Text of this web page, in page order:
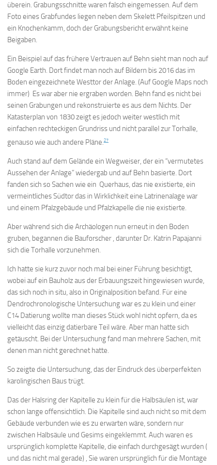
überein. Grabungsschnitte waren falsch eingemessen. Auf dem
Foto eines Grabfundes liegen neben dem Skelett Pfeilspitzen und
ein Knochenkamm, doch der Grabungsbericht erwähnt keine
Beigaben.
Ein Beispiel auf das frühere Vertrauen auf Behn sieht man noch auf
Google Earth. Dort findet man noch auf Bildern bis 2016 das im
Boden eingezeichnete Westtor der Anlage. (Auf Google Maps noch
immer) Es war aber nie ergraben worden. Behn fand es nicht bei
seinen Grabungen und rekonstruierte es aus dem Nichts. Der
Katasterplan von 1830 zeigt es jedoch weiter westlich mit
einfachen rechteckigen Grundriss und nicht parallel zur Torhalle,
genauso wie auch andere Pläne.27
Auch stand auf dem Gelände ein Wegweiser, der ein “vermutetes
Aussehen der Anlage” wiedergab und auf Behn basierte. Dort
fanden sich so Sachen wie ein Querhaus, das nie existierte, ein
vermeintliches Südtor das in Wirklichkeit eine Latrinenalage war
und einem Pfalzgebäude und Pfalzkapelle die nie existierte.
Aber während sich die Archäologen nun erneut in den Boden
gruben, begannen die Bauforscher , darunter Dr. Katrin Papajanni
sich die Torhalle vorzunehmen.
Ich hatte sie kurz zuvor noch mal bei einer Führung besichtigt,
wobei auf ein Bauholz aus der Erbauungszeit hingewiesen wurde,
das sich noch in situ, also in Originalposition befand. Für eine
Dendrochronologische Untersuchung war es zu klein und einer
C14 Datierung wollte man dieses Stück wohl nicht opfern, da es
vielleicht das einzig datierbare Teil wäre. Aber man hatte sich
getäuscht. Bei der Untersuchung fand man mehrere Sachen, mit
denen man nicht gerechnet hatte.
So zeigte die Untersuchung, das der Eindruck des überperfekten
karolingischen Baus trügt.
Das der Halsring der Kapitelle zu klein für die Halbsäulen ist, war
schon lange offensichtlich. Die Kapitelle sind auch nicht so mit dem
Gebäude verbunden wie es zu erwarten wäre, sondern nur
zwischen Halbsäule und Gesims eingeklemmt. Auch waren es
ursprünglich komplette Kapitelle, die einfach durchgesägt wurden (
und das nicht mal gerade) , Sie waren ursprünglich für die Montage